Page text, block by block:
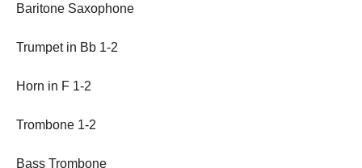
Baritone Saxophone
Trumpet in Bb 1-2
Horn in F 1-2
Trombone 1-2
Bass Trombone